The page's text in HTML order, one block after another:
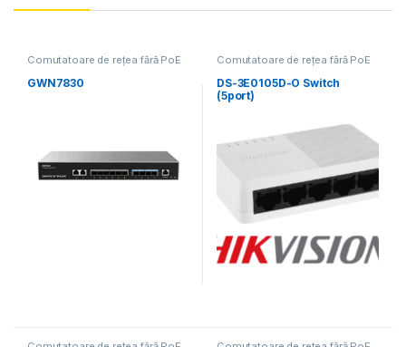
Comutatoare de rețea fără PoE
GWN7830
Comutatoare de rețea fără PoE
DS-3E0105D-O Switch
(5port)